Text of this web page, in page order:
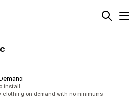
install
clothing on demand with no minimums